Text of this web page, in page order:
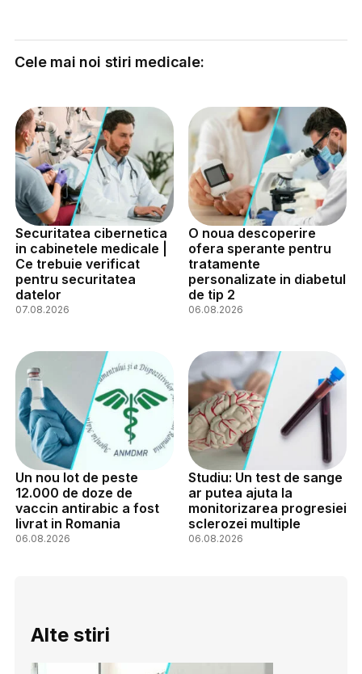
Cele mai noi stiri medicale:
Securitatea cibernetica
in cabinetele medicale |
Ce trebuie verificat
pentru securitatea
datelor
07.08.2026
O noua descoperire
ofera sperante pentru
tratamente
personalizate in diabetul
de tip 2
06.08.2026
Un nou lot de peste
12.000 de doze de
vaccin antirabic a fost
livrat in Romania
06.08.2026
Studiu: Un test de sange
ar putea ajuta la
monitorizarea progresiei
sclerozei multiple
06.08.2026
Alte stiri